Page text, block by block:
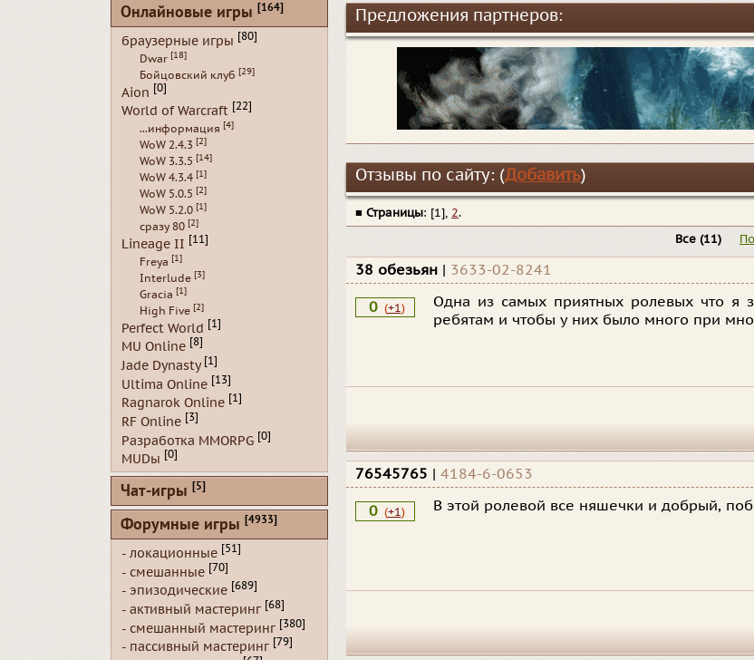
Предложения партнеров:
Отзывы по сайту: (Добавить)
■ Страницы: [1], 2.
Все (11)
38 обезьян | 3633-02-8241
0 (+1)
Одна из самых приятных ролевых что я
ребятам и чтобы у них было много при
76545765 | 4184-6-0653
0 (+1) В этой ролевой все няшечки и добрый,
Онлайновые игры [164]
браузерные игры [80]
Dwar [18]
Бойцовский клуб [29]
Aion [0]
World of Warcraft [22]
...информация [4]
WoW 2.4.3 [2]
WoW 3.3.5 [14]
WoW 4.3.4 [1]
WoW 5.0.5 [2]
WoW 5.2.0 [1]
сразу 80 [2]
Lineage II [11]
Freya [1]
Interlude [3]
Gracia [1]
High Five [2]
Perfect World [1]
MU Online [8]
Jade Dynasty [1]
Ultima Online [13]
Ragnarok Online [1]
RF Online [3]
Разработка MMORPG [0]
MUDы [0]
Чат-игры [5]
Форумные игры [4933]
- локационные [51]
- смешанные [70]
- эпизодические [689]
- активный мастеринг [68]
- смешанный мастеринг [380]
- пассивный мастеринг [79]